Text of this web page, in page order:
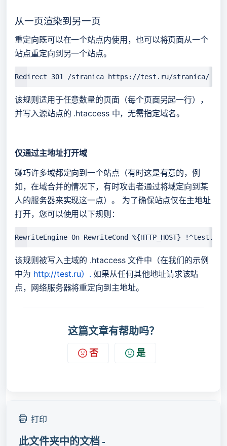
从一页渲染到另一页
重定向既可以在一个站点内使用，也可以将页面从一个
站点重定向到另一个站点。
Redirect 301 /stranica https://test.ru/stranica/
该规则适用于任意数量的页面（每个页面另起一行），
并写入源站点的 .htaccess 中，无需指定域名。
仅通过主地址打开域
碰巧许多域都定向到一个站点（有时这是有意的，例
如，在域合并的情况下，有时攻击者通过将域定向到某
人的服务器来实现这一点）。 为了确保站点仅在主地址
打开，您可以使用以下规则：
RewriteEngine On RewriteCond %{HTTP_HOST}
该规则被写入主域的 .htaccess 文件中（在我们的示例
中为 http://test.ru）. 如果从任何其他地址请求该站
点，网络服务器将重定向到主地址。
这篇文章有帮助吗？
否 是
打印
此文件夹中的文档 -